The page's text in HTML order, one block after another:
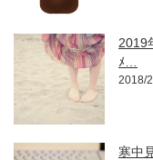
2019
ﾒ…
2018/
寒中